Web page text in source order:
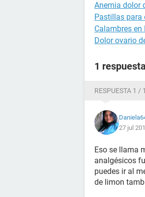
Anemia dolor
Pastillas para
Calambres en
Dolor ovario
1 respuesta
RESPUESTA 1 / 1
27 jul
Eso se llama
analgésicos
puedes ir al
de limon